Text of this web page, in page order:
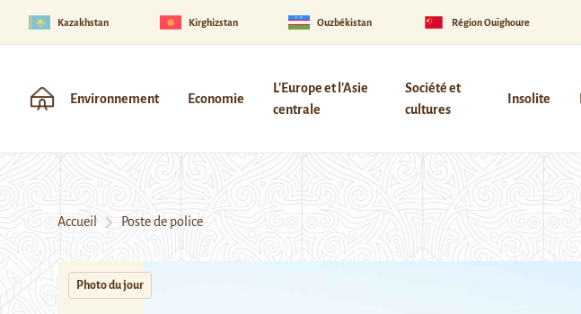
Kazakhstan Kirghizstan Ouzbékistan Région Ouïghoure
Environnement Economie
L'Europe et l'Asie
centrale
Société et
cultures
Insolite
Accueil Poste de police
Photo du jour